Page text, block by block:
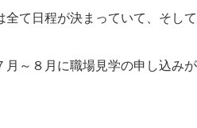
て日程が決まっていて、そして
月～８月に職場見学の申し込みが